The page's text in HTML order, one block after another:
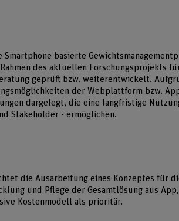
Smartphone basierte
des aktuellen Forschungsprojekts
geprüft bzw. weiterentwickelt.
der Webplattform bzw.
dargelegt, die eine langfristige
Stakeholder - ermöglichen.
die Ausarbeitung eines Konzeptes für
und Pflege der Gesamtlösung aus
Kostenmodell als prioritär.